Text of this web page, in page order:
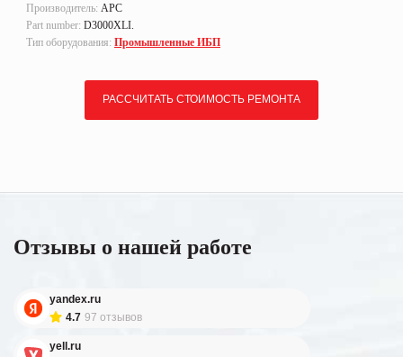
Производитель: APC
Part number: D3000XLI.
Тип оборудования: Промышленные ИБП
РАССЧИТАТЬ СТОИМОСТЬ РЕМОНТА
Отзывы о нашей работе
yandex.ru
4.7 97 отзывов
yell.ru